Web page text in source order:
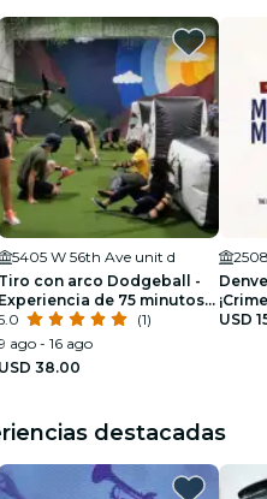
5405 W 56th Ave unit d
Tiro con arco Dodgeball -
Experiencia de 75 minutos
interior
(1)
ago - 16 ago
USD 38.00
USD
destacadas